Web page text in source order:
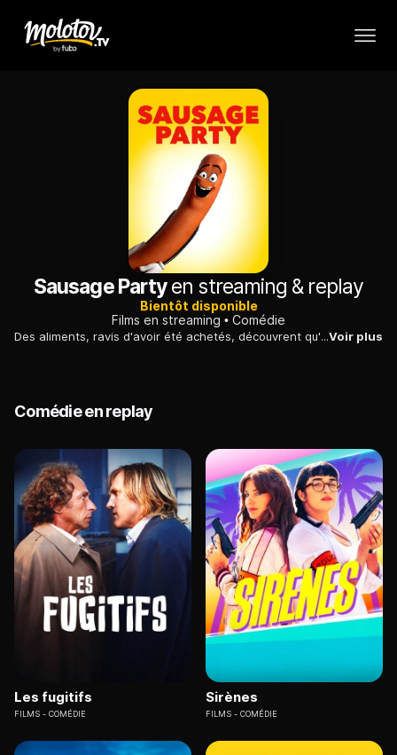
Sausage Partyen streaming & replay
Bientôt disponible
Films en streaming
Comédie
Des aliments, ravis d'avoir été achetés, découvrent qu'ils vont finalement mourir dans d'atroces souffrances. Ils vont tenter de sauver leur peau.Voir plus
Comédie en replay
Les fugitifs
FILMS COMÉDIE
Sirènes
FILMS COMÉDIE